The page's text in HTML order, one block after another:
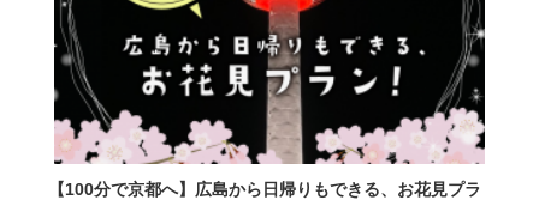
【100分で京都へ】広島から日帰りもできる、お花見プラ